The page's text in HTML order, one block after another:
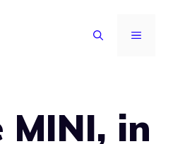
MENU
MINI, in